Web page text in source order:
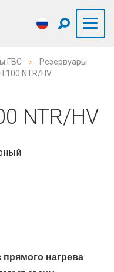
ГВС
Резервуары
100 NTR/HV
NTR/HV
нагрева